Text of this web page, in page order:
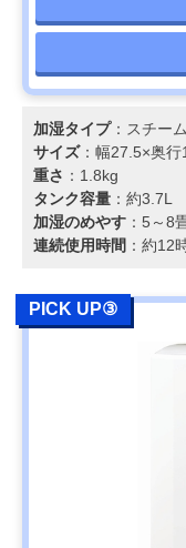
加湿タイプ：スチー
サイズ：幅27.5×奥
重さ ：1.8kg
タンク容量 ：約3.7L
加湿のめやす ：5～8
連続使用時間 ：約12
PICK UP③